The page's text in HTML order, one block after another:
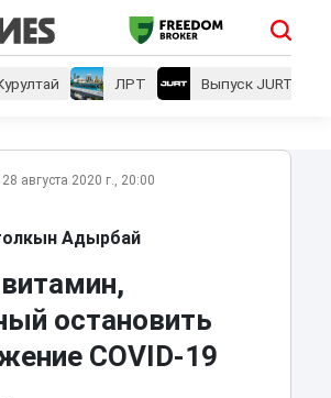
ЛРТ Выпуск JURT
28 августа 2020 г., 20:00
Адырбай
остановить
COVID-19